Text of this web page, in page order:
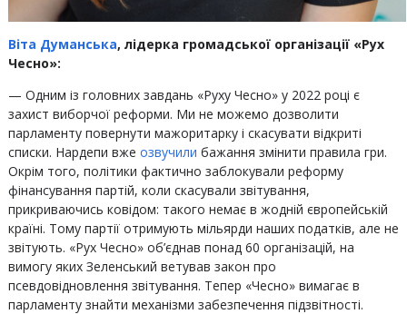
Віта Думанська, лідерка громадської організації «Рух
Чесно»:
— Одним із головних завдань «Руху Чесно» у 2022 році є
захист виборчої реформи. Ми не можемо дозволити
парламенту повернути мажоритарку і скасувати відкриті
списки. Нардепи вже озвучили бажання змінити правила гри.
Окрім того, політики фактично заблокували реформу
фінансування партій, коли скасували звітування,
прикриваючись ковідом: такого немає в жодній європейській
країні. Тому партії отримують мільярди наших податків, але не
звітують. «Рух Чесно» об’єднав понад 60 організацій, на
вимогу яких Зеленський ветував закон про
псевдовідновлення звітування. Тепер «Чесно» вимагає в
парламенту знайти механізми забезпечення підзвітності.